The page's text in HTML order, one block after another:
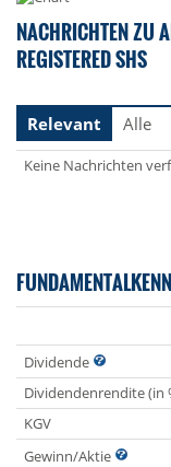
NACHRICHTEN ZU
REGISTERED SHS
Relevant
Alle
Keine Nachrichten
Dividende
Dividendenrendite (in
KGV
Gewinn/Aktie